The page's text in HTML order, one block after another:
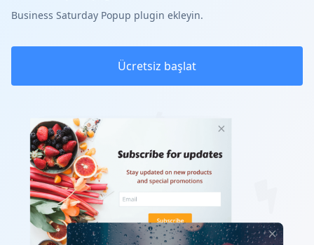
Business Saturday Popup plugin ekleyin.
Ücretsiz başlat